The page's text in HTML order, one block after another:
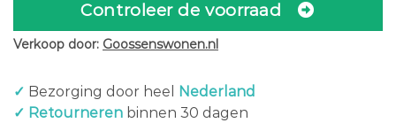
Controleer de voorraad
Verkoop door: Goossenswonen.nl
✓ Bezorging door heel
Nederland
✓ Retourneren binnen 30 dagen